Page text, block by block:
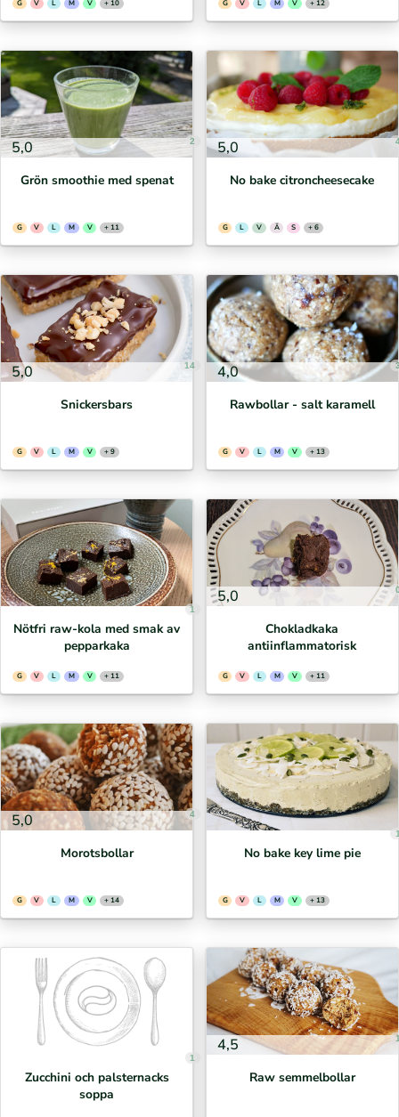
G V L M V + 10 G V L M V + 12
5,0 2
Grön smoothie med spenat
G V L M V + 11
5,0
No bake citroncheesecake
G L V Ä S + 6
5,0 14
Snickersbars
G V L M V + 9
4,0
Rawbollar - salt karamell
G V L M V + 13
1
Nötfri raw-kola med smak av
pepparkaka
G V L M V + 11
5,0
Chokladkaka
antiinflammatorisk
G V L M V + 11
5,0 4
Morotsbollar
G V L M V + 14
No bake key lime pie
G V L M V + 13
1
Zucchini och palsternacks
soppa
4,5
Raw semmelbollar